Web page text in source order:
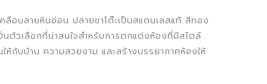
฿.
is:
9,999 ฿.
ลือบลายหินอ่อน ปลายขาโต๊ะเป็นสแตนเลสแท้ สีทอง
นตัวเลือกที่น่าสนใจสำหรับการตกแต่งห้องที่มีสไตล์
กับบ้าน ความสวยงาม และสร้างบรรยากาศห้องให้